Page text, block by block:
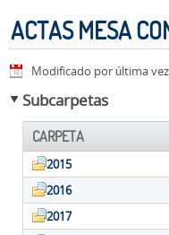
ACTAS MESA
Modificado por última
Subcarpetas
CARPETA
2015
2016
2017